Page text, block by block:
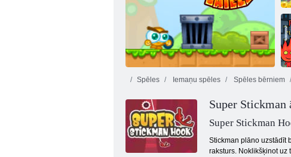
Melns lēciens
Spēles Iemaņu spēles Spēles bērniem
Super Stickman
Super Stickman
Stickman plāno uzstādīt
raksturs. Noklikšķinot uz